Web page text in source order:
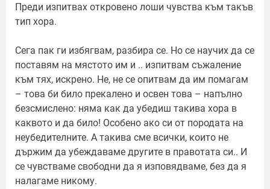
Преди изпитвах откровено лоши чувства към такъв
тип хора.
Сега пак ги избягвам, разбира се. Но се научих да се
поставям на мястото им и .. изпитвам съжаление
към тях, искрено. Не, не се опитвам да им помагам
– това би било прекалено и освен това – напълно
безсмислено: няма как да убедиш такива хора в
каквото и да било! Особено ако си от породата на
неубедителните. А такива сме всички, които не
държим да убеждаваме другите в правотата си.. И
се чувстваме свободни да я изповядваме, без да я
налагаме никому.